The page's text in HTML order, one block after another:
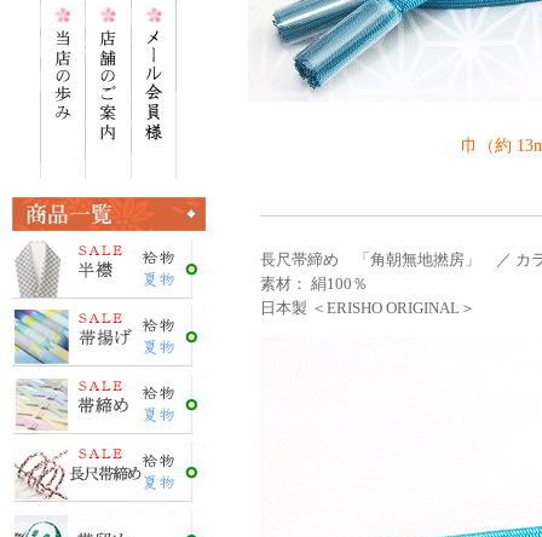
巾（約
長尺帯締め 「角朝無地撚房」 ／ カ
素材： 絹100％
日本製 ＜ERISHO ORIGINAL＞